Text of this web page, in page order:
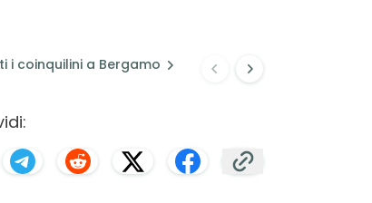
i coinquilini a Bergamo